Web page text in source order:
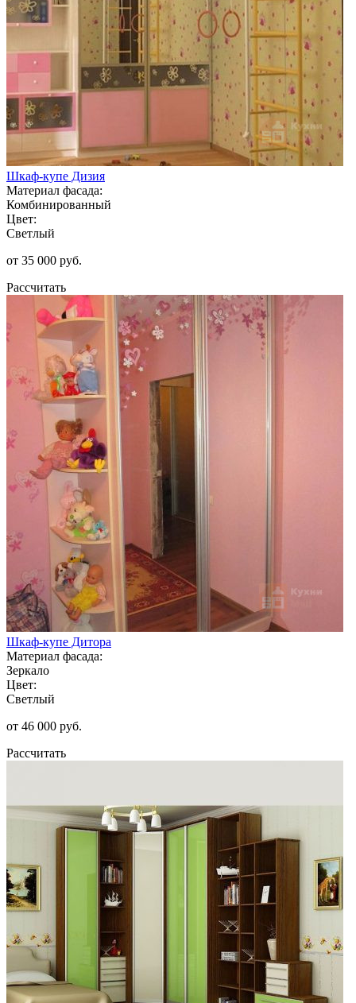
Шкаф-купе Дизия
Материал фасада:
Комбинированный
Цвет:
Светлый
от 35 000 руб.
Рассчитать
Шкаф-купе Дитора
Материал фасада:
Зеркало
Цвет:
Светлый
от 46 000 руб.
Рассчитать